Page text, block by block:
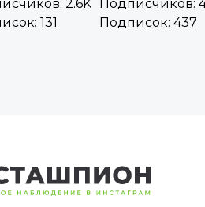
2.6K
131
Подписчиков:
Подписок: 437